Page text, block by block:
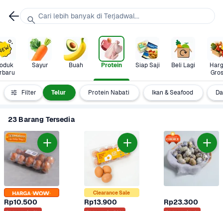
Sayur Buah Protein Siap Saji Beli Lagi
Filter
& Unggas Telur Protein Nabati Ikan & Seafood
23 Barang Tersedia
Rp10.500
Clearance Sale
Rp13.900 Rp23.300
Cari lebih banyak di Terjadwal...